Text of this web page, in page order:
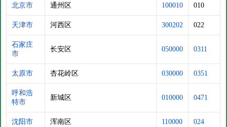
北京市 通州区 100010 010
天津市 河西区 300202 022
石家庄
市
长安区 050000 0311
太原市 杏花岭区 030000 0351
呼和浩
特市
新城区 010000 0471
沈阳市 浑南区 110000 024